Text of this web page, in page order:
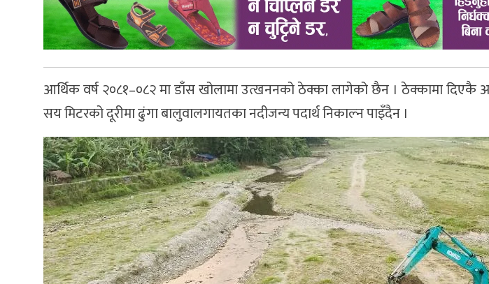
आर्थिक वर्ष २०८१–०८२ मा डाँस खोलामा उत्खननको ठेक्का लागेको छैन । ठेक्कामा दिएकै
सय मिटरको दूरीमा ढुंगा बालुवालगायतका नदीजन्य पदार्थ निकाल्न पाइँदैन ।